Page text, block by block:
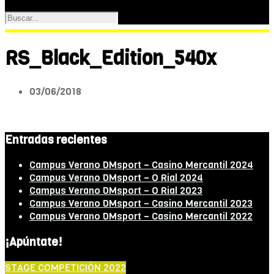
RS_Black_Edition_540x
03/06/2018
Entradas recientes
Campus Verano DMsport – Casino Mercantil 2024
Campus Verano DMsport – O Rial 2024
Campus Verano DMsport – O Rial 2023
Campus Verano DMsport – Casino Mercantil 2023
Campus Verano DMsport – Casino Mercantil 2022
¡Apúntate!
STAGE COMPETICIÓN 2022